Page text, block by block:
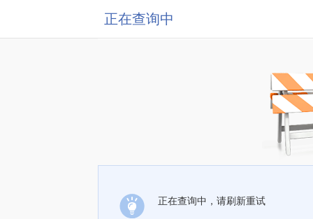
正在查询中
正在查询中，请刷新重试